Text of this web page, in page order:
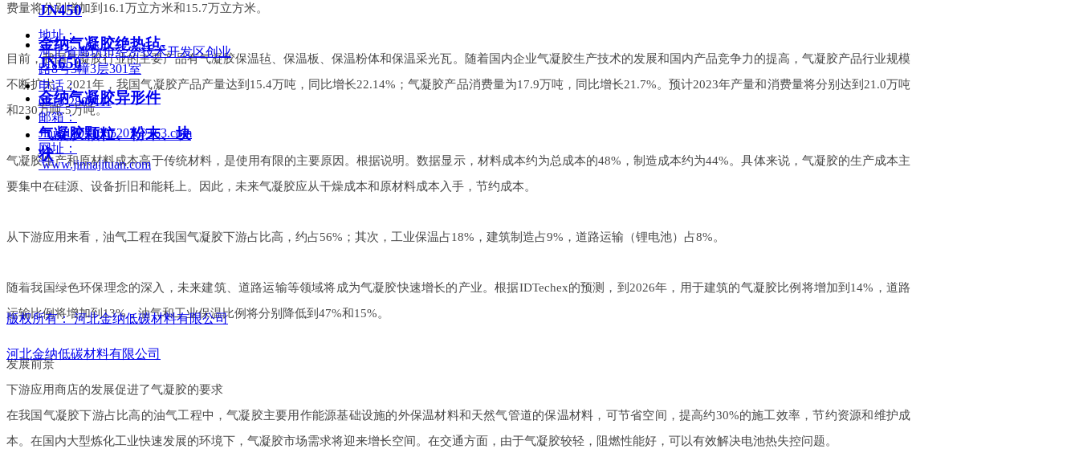
费量将分别增加到 16.1万立方米和15.7万立方米。
目前，我国气凝胶行业的主要产品有气凝胶保温毡、保温板、保温粉体和保温采光瓦。随着国内企业气凝胶生产技术的发展和国内产品竞争力的提高，气凝胶产品行业规模
不断扩大。 2021年，我国气凝胶产品产量达到 15.4万吨，同比增长22.14% ；气凝胶产品消费量为17.9万吨，同比增长21.7%。预计2023年产量和消费量将分别达到 21.0万吨
和230万吨.5万吨。
气凝胶生产和原材料成本高于传统材料，是使用有限的主要原因。根据说明。数据显示，材料成本约为总成本的48% ，制造成本约为44%。具体来说，气凝胶的生产成本主
要集中在硅源、设备折旧和能耗上。因此，未来气凝胶应从干燥成本和原材料成本入手，节约成本。
从下游应用来看，油气工程在我国气凝胶下游占比高，约占56% ；其次，工业保温占18% ，建筑制造占9% ，道路运输（锂电池） 占8%。
随着我国绿色环保理念的深入，未来建筑、道路运输等领域将成为气凝胶快速增长的产业。根据IDTechex的预测， 到 2026年，用于建筑的气凝胶比例将增加到 14% ，道路
运输比例将增加到13%，油气和工业保温比例将分别降低到 47%和15%。
发展前景
下游应用商店的发展促进了气凝胶的要求
在我国气凝胶下游占比高的油气工程中，气凝胶主要用作能源基础设施的外保温材料和天然气管道的保温材料，可节省空间，提高约30%的施工效率，节约资源和维护成
本。在国内大型炼化工业快速发展的环境下，气凝胶市场需求将迎来增长空间。在交通方面，由于气凝胶较轻，阻燃性能好，可以有效解决电池热失控问题。
JN450
金纳气凝胶绝热毡-
JN650
金纳气凝胶异形件
气凝胶颗粒、粉末、块
状
地址：
河北省廊坊市经济技术开发区创业
路8号3幢3层301室
电话：
0316-2809111
邮箱：
Jinna18031605207@163.com
网址：
www.jinnajituan.com
微信二维码
版权所有： 河北金纳低碳材料有限公司
河北金纳低碳材料有限公司